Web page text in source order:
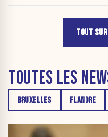
TOUT
TOUTES LES
BRUXELLES FLANDRE